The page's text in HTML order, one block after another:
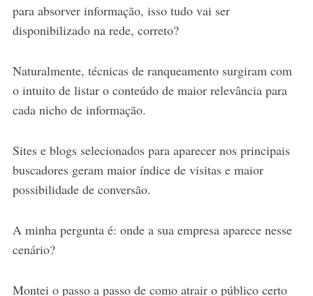
para absorver informação, isso tudo vai ser
disponibilizado na rede, correto?
Naturalmente, técnicas de ranqueamento surgiram com
o intuito de listar o conteúdo de maior relevância para
cada nicho de informação.
Sites e blogs selecionados para aparecer nos principais
buscadores geram maior índice de visitas e maior
possibilidade de conversão.
A minha pergunta é: onde a sua empresa aparece nesse
cenário?
Montei o passo a passo de como atrair o público certo